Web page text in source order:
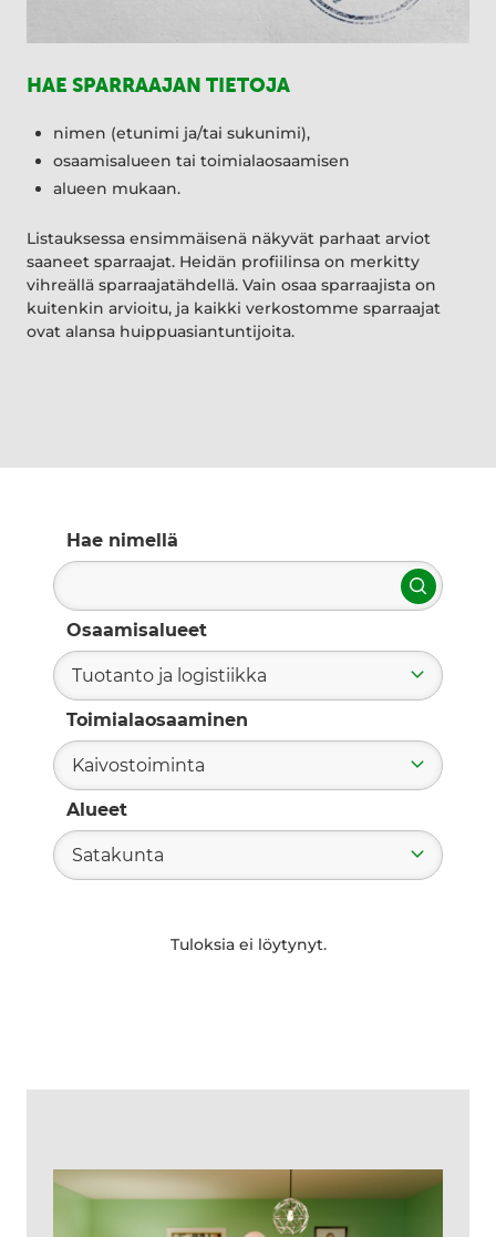
HAE SPARRAAJAN TIETOJA
nimen (etunimi ja/tai sukunimi),
osaamisalueen tai toimialaosaamisen
alueen mukaan.
Listauksessa ensimmäisenä näkyvät parhaat arviot
saaneet sparraajat. Heidän profiilinsa on merkitty
vihreällä sparraajatähdellä. Vain osaa sparraajista on
kuitenkin arvioitu, ja kaikki verkostomme sparraajat
ovat alansa huippuasiantuntijoita.
Hae nimellä
Hae
Osaamisalueet
Tuotanto ja logistiikka
Toimialaosaaminen
Kaivostoiminta
Alueet
Satakunta
Tuloksia ei löytynyt.